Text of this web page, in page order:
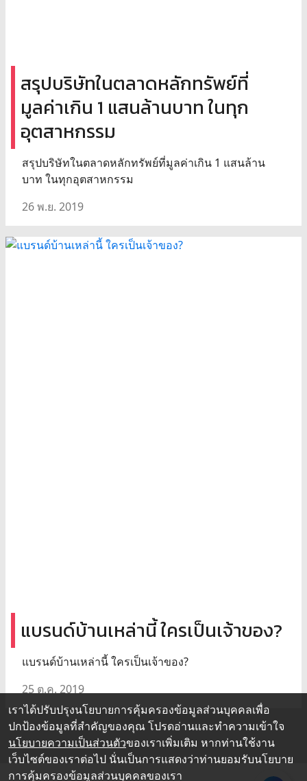
สรุปบริษัทในตลาดหลักทรัพย์ที่
มูลค่าเกิน 1 แสนล้านบาท ในทุก
อุตสาหกรรม
สรุปบริษัทในตลาดหลักทรัพย์ที่มูลค่าเกิน 1 แสนล้าน
บาท ในทุกอุตสาหกรรม
26 พ.ย. 2019
แบรนด์บ้านเหล่านี้ ใครเป็นเจ้าของ?
แบรนด์บ้านเหล่านี้ ใครเป็นเจ้าของ?
25 ต.ค. 2019
เราได้ปรับปรุงนโยบายการคุ้มครองข้อมูลส่วนบุคคลเพื่อ
ปกป้องข้อมูลที่สำคัญของคุณ โปรดอ่านและทำความเข้าใจ
นโยบายความเป็นส่วนตัวของเราเพิ่มเติม หากท่านใช้งาน
เว็บไซต์ของเราต่อไป นั่นเป็นการแสดงว่าท่านยอมรับนโยบาย
การคุ้มครองข้อมูลส่วนบุคคลของเรา